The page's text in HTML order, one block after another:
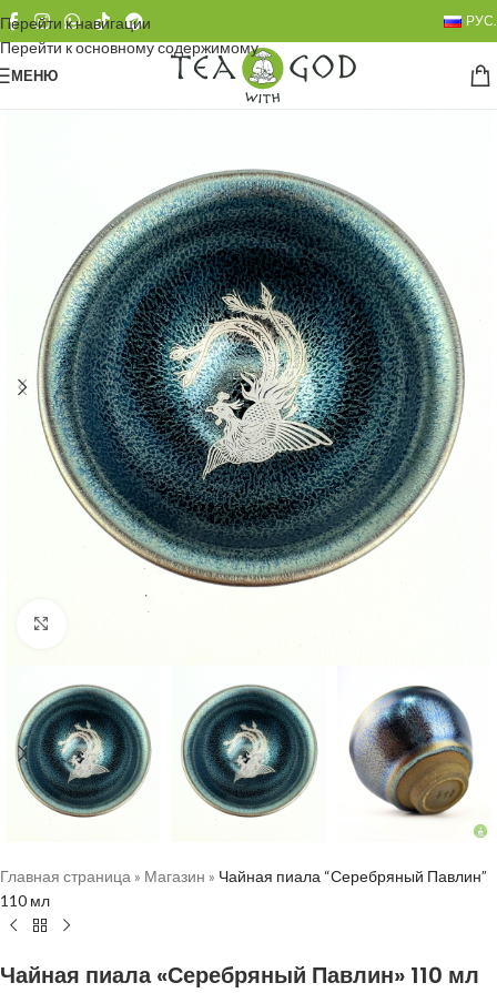
Перейти к навигации
Перейти к основному содержимому
РУС.
МЕНЮ
Главная страница » Магазин » Чайная пиала “Серебряный Павлин”
110 мл
Чайная пиала «Серебряный Павлин» 110 мл